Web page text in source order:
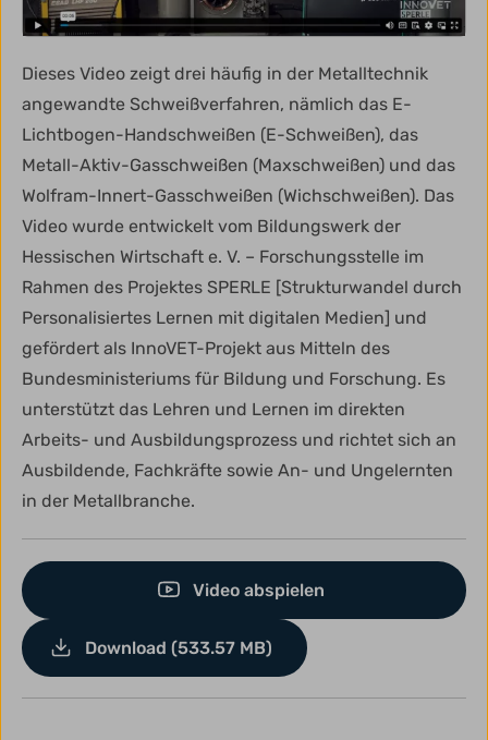
Dieses Video zeigt drei häufig in der Metalltechnik
angewandte Schweißverfahren, nämlich das E-
Lichtbogen-Handschweißen (E-Schweißen), das
Metall-Aktiv-Gasschweißen (Maxschweißen) und das
Wolfram-Innert-Gasschweißen (Wichschweißen). Das
Video wurde entwickelt vom Bildungswerk der
Hessischen Wirtschaft e. V. – Forschungsstelle im
Rahmen des Projektes SPERLE [Strukturwandel durch
Personalisiertes Lernen mit digitalen Medien] und
gefördert als InnoVET-Projekt aus Mitteln des
Bundesministeriums für Bildung und Forschung. Es
unterstützt das Lehren und Lernen im direkten
Arbeits- und Ausbildungsprozess und richtet sich an
Ausbildende, Fachkräfte sowie An- und Ungelernten
in der Metallbranche.
Video abspielen
Download (533.57 MB)